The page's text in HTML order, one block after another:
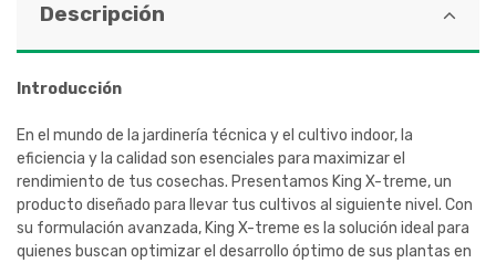
Descripción
Introducción
En el mundo de la jardinería técnica y el cultivo indoor, la
eficiencia y la calidad son esenciales para maximizar el
rendimiento de tus cosechas. Presentamos King X-treme, un
producto diseñado para llevar tus cultivos al siguiente nivel. Con
su formulación avanzada, King X-treme es la solución ideal para
quienes buscan optimizar el desarrollo óptimo de sus plantas en